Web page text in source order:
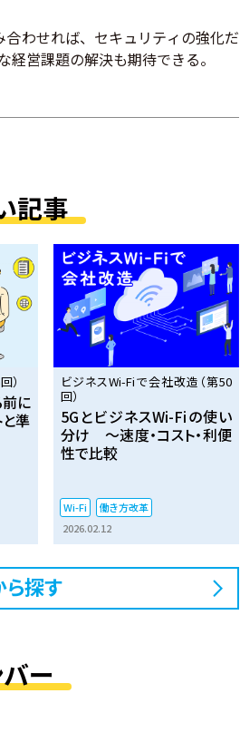
わせれば、セキュリティの強化だ
営課題の解決も期待できる。
記事
）
に
準
ビジネスWi-Fiで会社改造（第50
回）
5GとビジネスWi-Fiの使い
分け ～速度・コスト・利便
性で比較
Wi-Fi
働き方改革
2026.02.12
ら探す
ー